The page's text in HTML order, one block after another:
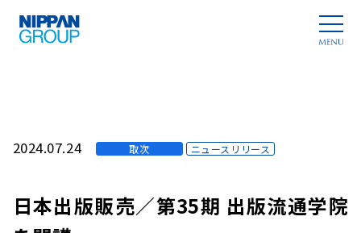
2024.07.24 取次 ニュースリリース
日本出版販売／第35期 出版流通学院